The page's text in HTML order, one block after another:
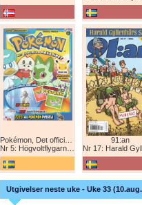
Nr 5: Högvoltflygarna mot Svart Rayquaza!
91:an
Nr 17: Harald Gyllenhårs
Utgivelser neste uke - Uke 33